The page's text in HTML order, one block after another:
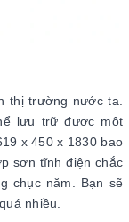
thị trường nước ta.
lưu trữ được một
x 450 x 1830 bao
sơn tĩnh điện chắc
chục năm. Bạn sẽ
nhiều.